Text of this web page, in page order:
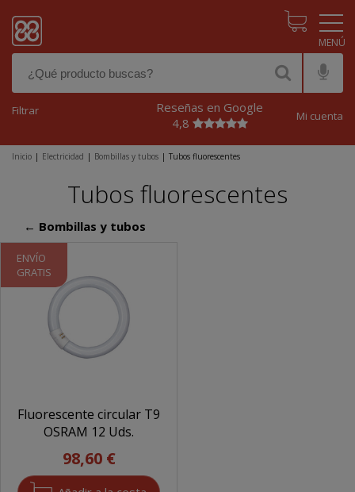
Reseñas en Google
4,8
Filtrar Mi cuenta
Inicio | Electricidad | Bombillas y tubos | Tubos fluorescentes
Tubos fluorescentes
← Bombillas y tubos
ENVÍO
GRATIS
Fluorescente circular T9
OSRAM 12 Uds.
98,60 €